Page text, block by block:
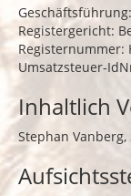
Registergericht:
Registernummer:
Umsatzsteuer-
Inhaltlich
Stephan Vanberg,